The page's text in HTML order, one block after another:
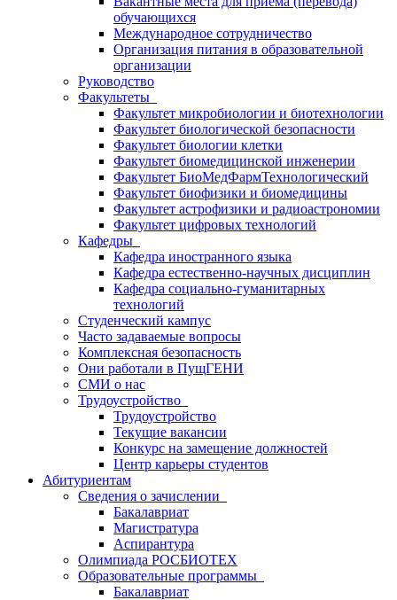
обучающихся
Международное сотрудничество
Организация питания в образовательной
организации
Руководство
Факультеты
Факультет микробиологии и биотехнологии
Факультет биологической безопасности
Факультет биологии клетки
Факультет биомедицинской инженерии
Факультет БиоМедФармТехнологический
Факультет биофизики и биомедицины
Факультет астрофизики и радиоастрономии
Факультет цифровых технологий
Кафедры
Кафедра иностранного языка
Кафедра естественно-научных дисциплин
Кафедра социально-гуманитарных
технологий
Студенческий кампус
Часто задаваемые вопросы
Комплексная безопасность
Они работали в ПущГЕНИ
СМИ о нас
Трудоустройство
Трудоустройство
Текущие вакансии
Конкурс на замещение должностей
Центр карьеры студентов
Абитуриентам
Сведения о зачислении
Бакалавриат
Магистратура
Аспирантура
Олимпиада РОСБИОТЕХ
Образовательные программы
Бакалавриат